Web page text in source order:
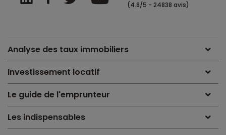
(4.8/5 - 24838 avis)
Analyse des taux immobiliers
Investissement locatif
Le guide de l'emprunteur
Les indispensables